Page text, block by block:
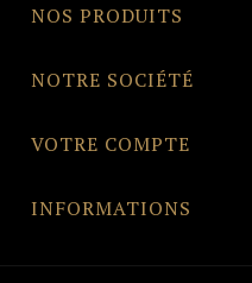
NOS PRODUITS
NOTRE SOCIÉTÉ
VOTRE COMPTE
INFORMATIONS